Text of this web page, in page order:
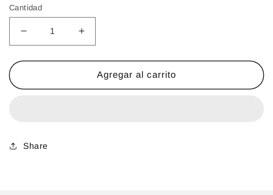
Cantidad
Reducir
cantidad
para
Natural
Spray
Aumentar
cantidad
para
Prisma
Natural
Agregar al carrito
Share